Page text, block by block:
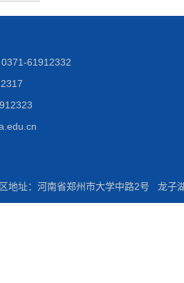
61912332
地址：河南省郑州市大学中路2号 龙